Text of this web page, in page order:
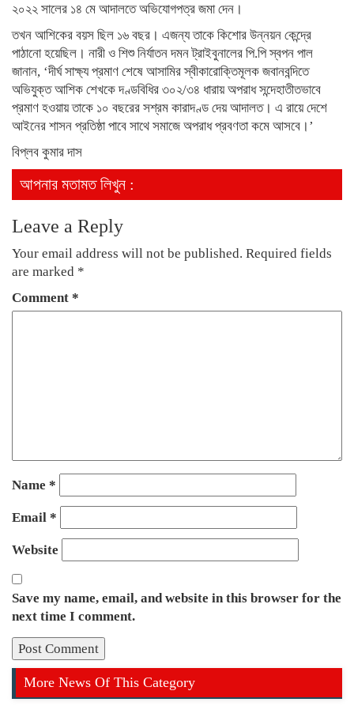
২০২২ সালের ১৪ মে আদালতে অভিযোগপত্র জমা দেন।
তখন আশিকের বয়স ছিল ১৬ বছর। এজন্য তাকে কিশোর উন্নয়ন কেন্দ্রে
পাঠানো হয়েছিল। নারী ও শিশু নির্যাতন দমন ট্রাইবুনালের পি.পি স্বপন পাল
জানান, ‘দীর্ঘ সাক্ষ্য প্রমাণ শেষে আসামির স্বীকারোক্তিমূলক জবানবন্দিতে
অভিযুক্ত আশিক শেখকে দণ্ডবিধির ৩০২/৩৪ ধারায় অপরাধ সন্দেহাতীতভাবে
প্রমাণ হওয়ায় তাকে ১০ বছরের সশ্রম কারাদণ্ড দেয় আদালত। এ রায়ে দেশে
আইনের শাসন প্রতিষ্ঠা পাবে সাথে সমাজে অপরাধ প্রবণতা কমে আসবে।’
বিপ্লব কুমার দাস
আপনার মতামত লিখুন :
Leave a Reply
Your email address will not be published. Required fields
are marked *
Comment *
Name *
Email *
Website
Save my name, email, and website in this browser for the
next time I comment.
More News Of This Category